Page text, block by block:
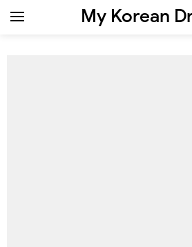
My Korean